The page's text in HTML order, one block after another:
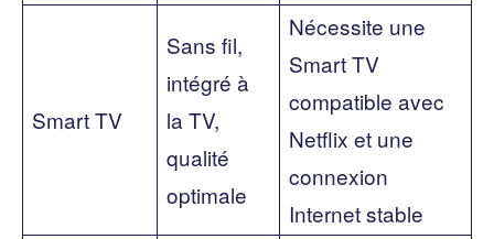
Smart TV
Sans fil,
intégré à
la TV,
qualité
optimale
Nécessite une
Smart TV
compatible avec
Netflix et une
connexion
Internet stable